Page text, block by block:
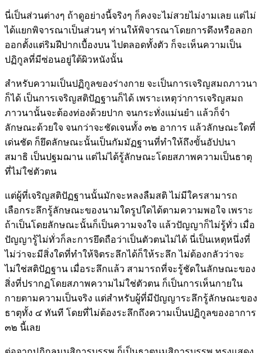
นี่เป็นส่วนต่างๆ ถ้าดูอย่างนี้จริงๆ ก็คงจะไม่สวยไม่งามเลย แต่ไม่
ได้แยกพิจารณาเป็นส่วนๆ ท่านให้พิจารณาโดยการดึงหรือลอก
ออกตั้งแต่ริมฝีปากเบื้องบน ไปตลอดทั้งตัว ก็จะเห็นความเป็น
ปฏิกูลที่มีซ่อนอยู่ใต้ผิวหนังนั้น
สำหรับความเป็นปฏิกูลของร่างกาย จะเป็นการเจริญสมถภาวนา
ก็ได้ เป็นการเจริญสติปัฏฐานก็ได้ เพราะเหตุว่าการเจริญสมถ
ภาวนานั้นจะต้องท่องด้วยปาก จนกระทั่งแม่นยำ แล้วก็จำ
ลักษณะด้วยใจ จนกว่าจะชัดเจนทั้ง ๓๒ อาการ แล้วลักษณะใดที่
เด่นชัด ก็ยึดลักษณะนั้นเป็นกัมมัฏฐานที่ทำให้ถึงขั้นอัปปนา
สมาธิ เป็นปฐมฌาน แต่ไม่ได้รู้ลักษณะโดยสภาพความเป็นธาตุ
ที่ไม่ใช่ตัวตน
แต่ผู้ที่เจริญสติปัฏฐานนั้นมักจะหลงลืมสติ ไม่มีใครสามารถ
เลือกระลึกรู้ลักษณะของนามใดรูปใดได้ตามความพอใจ เพราะ
ถ้าเป็นโดยลักษณะนั้นก็เป็นความจงใจ แล้วปัญญาก็ไม่รู้ทั่ว เมื่อ
ปัญญารู้ไม่ทั่วก็ละการยึดถือว่าเป็นตัวตนไม่ได้ นี่เป็นเหตุหนึ่งที่
ไม่ว่าจะมีสิ่งใดที่ทำให้จิตระลึกได้ก็ให้ระลึก ไม่ต้องกลัวว่าจะ
ไม่ใช่สติปัฏฐาน เมื่อระลึกแล้ว สามารถที่จะรู้ชัดในลักษณะของ
สิ่งที่ปรากฏโดยสภาพความไม่ใช่ตัวตน ก็เป็นการเห็นกายใน
กายตามความเป็นจริง แต่สำหรับผู้ที่มีปัญญาระลึกรู้ลักษณะของ
ธาตุทั้ง ๔ ทันที โดยที่ไม่ต้องระลึกถึงความเป็นปฏิกูลของอาการ
๓๒ นี้เลย